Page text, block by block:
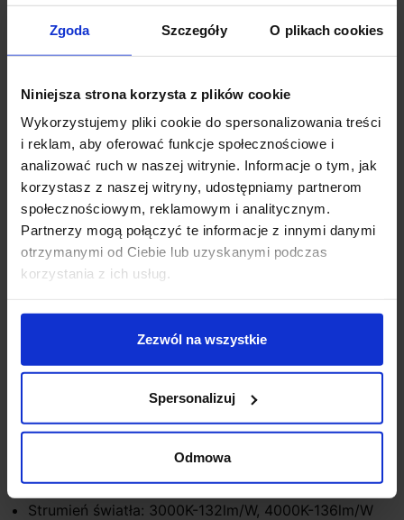
Zgoda Szczegóły O plikach cookies
Niniejsza strona korzysta z plików cookie
Wykorzystujemy pliki cookie do spersonalizowania treści
i reklam, aby oferować funkcje społecznościowe i
analizować ruch w naszej witrynie. Informacje o tym, jak
korzystasz z naszej witryny, udostępniamy partnerom
społecznościowym, reklamowym i analitycznym.
Partnerzy mogą połączyć te informacje z innymi danymi
otrzymanymi od Ciebie lub uzyskanymi podczas
korzystania z ich usług.
Zezwól na wszystkie
Spersonalizuj
Odmowa
zaokrąglonymi narożnikami z kolekcji hiszpańskiej,
znakomitej firmy BPM Lighting. Lampy Altair dostępne
są w 4 wymiarach do wyboru: ~40cm, 60cm, 90cm i
każda dostępna w 2 barwach światła do wyboru: biała
ciepła 3000K lub biała naturalna 4000K i 2 mocach:
słabsza i mocniejsza. Ta
nowoczesna lampa ledowa idealnie sprawdzi się jako
oświetlenie sufitowe w salonie, kuchni, sypialni,
korytarzach, a także pomieszczeniach hotelowych,
biurowych i komercyjnych. Lampa zawiera wbudowany
zasilacz, przesłona opalowa.
Dane techniczne:
Źródło światła: LED TRIDONIC
Moc uzależniona od lampy: 40cm: 24W lub 45,6W;
120cm: 148,8W lub 273,6W
Zasilanie: 230V/350mA
Wysokość klosza 12,5cm
Otwór montażowy: wymiary + 1cm dodatkowo
Głębokość montażu 12,5cm oprawa + 10cm
Strumień światła: 3000K-132lm/W, 4000K-136lm/W